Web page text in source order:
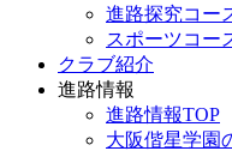
進路探究コー
スポーツコー
クラブ紹介
進路情報
進路情報TOP
大阪偕星学園